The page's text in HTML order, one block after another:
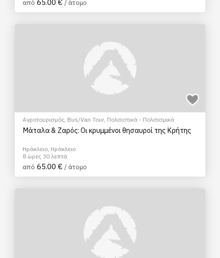
από 65.00 € / άτομο
Αγροτουρισμός, Bus/Van Tour, Πολιτιστικά - Πολιτισμικά
Μάταλα & Ζαρός: Οι κρυμμένοι θησαυροί της Κρήτης
Ηράκλειο, Ηράκλειο
8 ώρες 30 λεπτά
από 65.00 € / άτομο